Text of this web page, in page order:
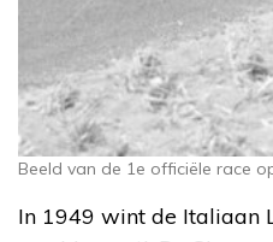
Beeld van de 1e officiële race
In 1949 wint de Italiaan